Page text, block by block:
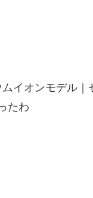
イオンモデル｜
たわ